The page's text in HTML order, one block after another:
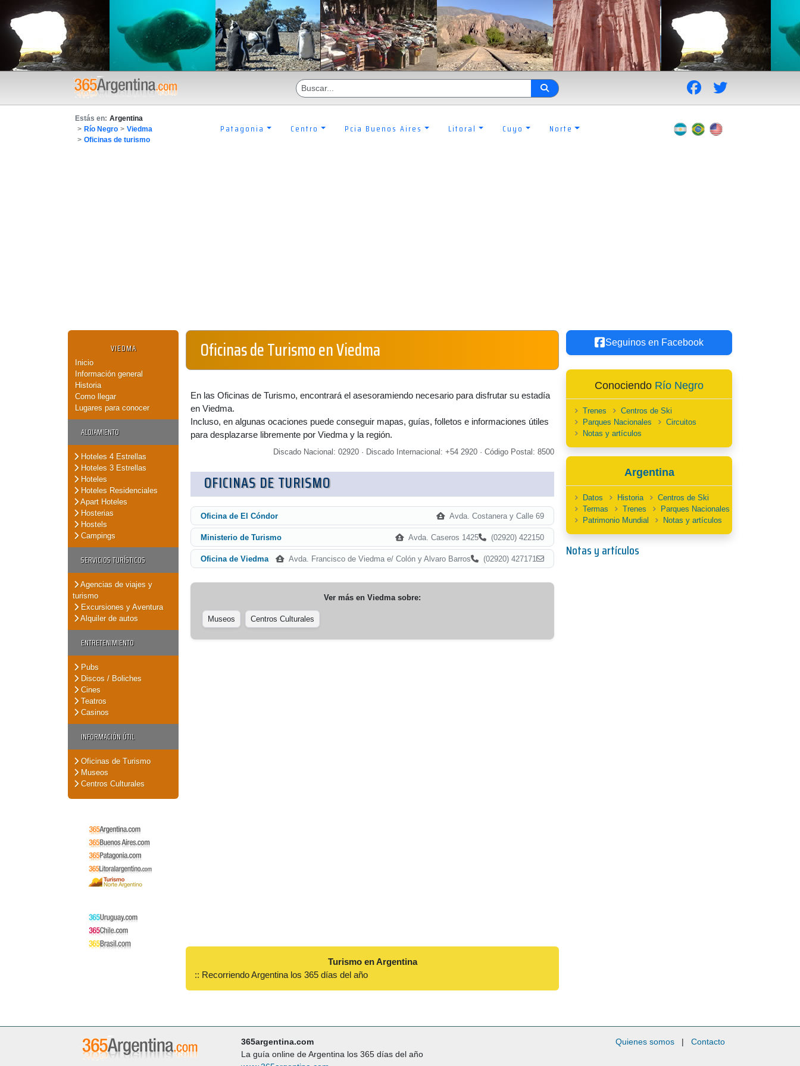
Estás en: Argentina
> Río Negro > Viedma
> Oficinas de turismo
Patagonia Centro Pcia Buenos Aires Litoral Cuyo Norte
VIEDMA
Inicio
Información general
Historia
Como llegar
Lugares para conocer
ALOJAMIENTO
Hoteles 4 Estrellas
Hoteles 3 Estrellas
Hoteles
Hoteles Residenciales
Apart Hoteles
Hosterias
Hostels
Campings
SERVICIOS TURÍSTICOS
Agencias de viajes y
turismo
Excursiones y Aventura
Alquiler de autos
ENTRETENIMIENTO
Pubs
Discos / Boliches
Cines
Teatros
Casinos
INFORMACIÓN ÚTIL
Oficinas de Turismo
Museos
Centros Culturales
Oficinas de Turismo en Viedma
En las Oficinas de Turismo, encontrará el asesoramiendo necesario para disfrutar su estadía
en Viedma.
Incluso, en algunas ocaciones puede conseguir mapas, guías, folletos e informaciones útiles
para desplazarse libremente por Viedma y la región.
Discado Nacional: 02920 · Discado Internacional: +54 2920 · Código Postal: 8500
OFICINAS DE TURISMO
Oficina de El Cóndor Avda. Costanera y Calle 69
Ministerio de Turismo Avda. Caseros 1425 (02920) 422150
Oficina de Viedma Avda. Francisco de Viedma e/ Colón y Alvaro Barros (02920) 427171
Ver más en Viedmasobre:
Museos Centros Culturales
Turismo en Argentina
:: Recorriendo Argentina los 365 días del año
Seguinos en Facebook
Conociendo Río Negro
Trenes
Centros de Ski
Parques Nacionales
Circuitos
Notas y artículos
Argentina
Datos Historia
Centros de Ski
Termas
Trenes
Parques Nacionales
Patrimonio Mundial
Notas y artículos
Notas y artículos
365argentina.com
La guía online de Argentina los 365 días del año
Quienes somos | Contacto